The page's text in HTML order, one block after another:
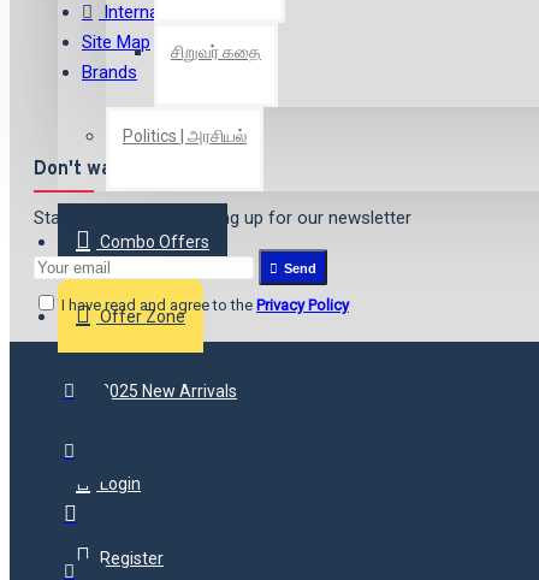
சிறுவர் கதை
Politics | அரசியல்
Combo Offers
Offer Zone
2025 New Arrivals
Login
Register
International Shipping
Site Map
Brands
Don't want to miss out?
Stay in the loop by signing up for our newsletter
Send
I have read and agree to the Privacy Policy